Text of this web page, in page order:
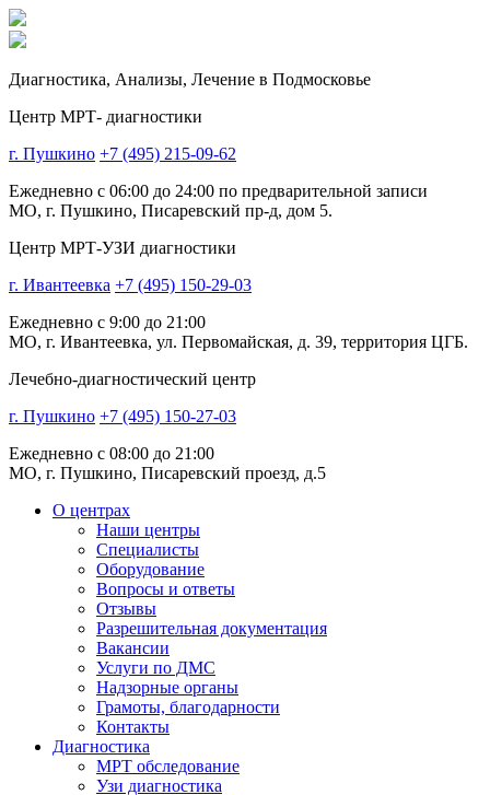
Диагностика, Анализы, Лечение в Подмосковье
Центр МРТ- диагностики
г. Пушкино +7 (495) 215-09-62
Ежедневно с 06:00 до 24:00 по предварительной записи
МО, г. Пушкино, Писаревский пр-д, дом 5.
Центр МРТ-УЗИ диагностики
г. Ивантеевка +7 (495) 150-29-03
Ежедневно с 9:00 до 21:00
МО, г. Ивантеевка, ул. Первомайская, д. 39, территория ЦГБ.
Лечебно-диагностический центр
г. Пушкино +7 (495) 150-27-03
Ежедневно с 08:00 до 21:00
МО, г. Пушкино, Писаревский проезд, д.5
О центрах
Наши центры
Специалисты
Оборудование
Вопросы и ответы
Отзывы
Разрешительная документация
Вакансии
Услуги по ДМС
Надзорные органы
Грамоты, благодарности
Контакты
Диагностика
МРТ обследование
Узи диагностика